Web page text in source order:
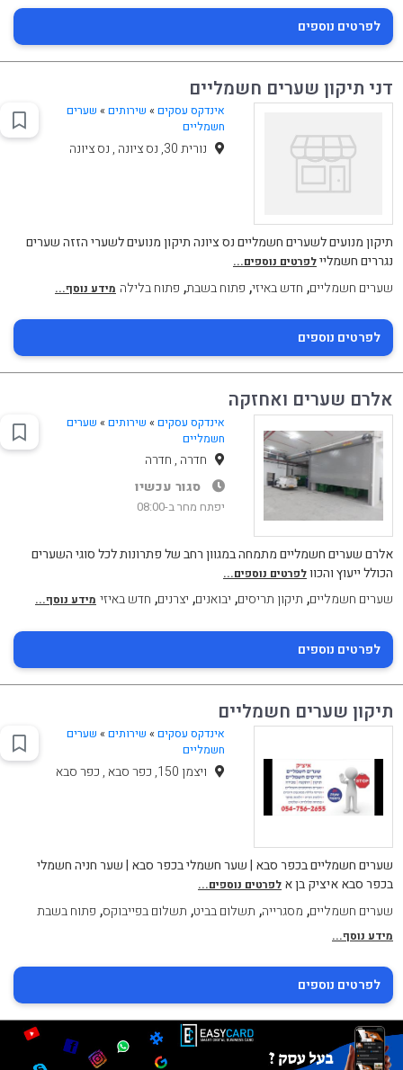
לפרטים נוספים
דני תיקון שערים חשמליים
אינדקס עסקים » שירותים» שערים
חשמליים
נורית 30, נס ציונה , נס ציונה
תיקון מנועים לשערים חשמליים נס ציונה תיקון מנועים לשערי הזזה שערים
נגררים חשמליילפרטים נוספים...
שערים חשמליים, חדש באיזי, פתוח בשבת, פתוח בלילה מידע נוסף...
לפרטים נוספים
אלרם שערים ואחזקה
אינדקס עסקים » שירותים» שערים
חשמליים
חדרה , חדרה
סגור עכשיו
יפתח מחר ב-08:00
אלרם שערים חשמליים מתמחה במגוון רחב של פתרונות לכל סוגי השערים
הכולל ייעוץ והכוולפרטים נוספים...
שערים חשמליים, תיקון תריסים, יבואנים, יצרנים, חדש באיזי מידע נוסף...
לפרטים נוספים
תיקון שערים חשמליים
אינדקס עסקים » שירותים» שערים
חשמליים
ויצמן 150, כפר סבא , כפר סבא
שערים חשמליים בכפר סבא | שער חשמלי בכפר סבא | שער חניה חשמלי
בכפר סבא איציק בן א לפרטים נוספים...
שערים חשמליים, מסגרייה, תשלום בביט, תשלום בפייבוקס, פתוח בשבת
מידע נוסף...
לפרטים נוספים